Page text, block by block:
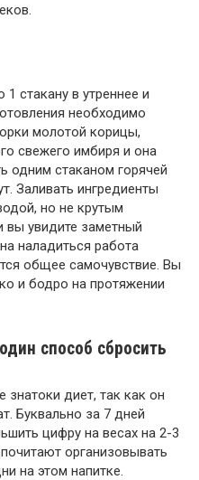
стакану в утреннее и
необходимо
молотой корицы,
свежего имбиря и она
одним стаканом горячей
Заливать ингредиенты
но не крутым
вы увидите заметный
наладиться работа
общее самочувствие. Вы
и бодро на протяжении
способ сбросить
знатоки диет, так как он
Буквально за 7 дней
цифру на весах на 2-3
организовывать
на этом напитке.